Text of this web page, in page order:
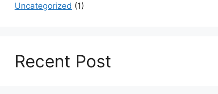
Uncategorized (1)
Recent Post